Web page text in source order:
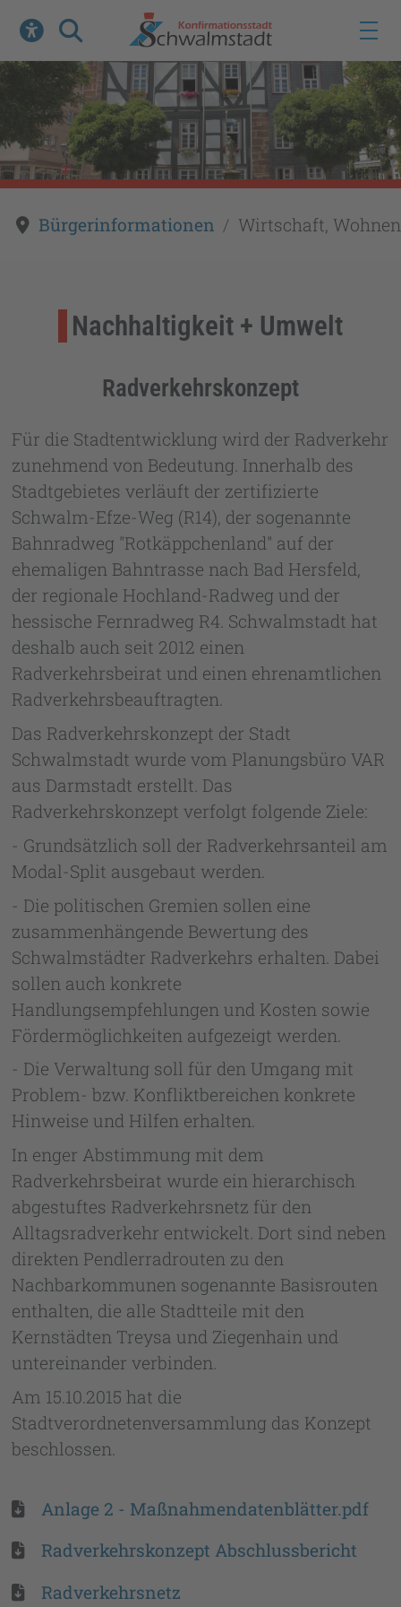
Werkzeuge zur Barrierefreiheit öffnen
Suche
Bürgerinformationen Wirtschaft,
Nachhaltigkeit + Umwelt
Radverkehrskonzept
Für die Stadtentwicklung wird der Radverkehr
zunehmend von Bedeutung. Innerhalb des
Stadtgebietes verläuft der zertifizierte
Schwalm-Efze-Weg (R14), der sogenannte
Bahnradweg "Rotkäppchenland" auf der
ehemaligen Bahntrasse nach Bad Hersfeld,
der regionale Hochland-Radweg und der
hessische Fernradweg R4. Schwalmstadt hat
deshalb auch seit 2012 einen
Radverkehrsbeirat und einen ehrenamtlichen
Radverkehrsbeauftragten.
Das Radverkehrskonzept der Stadt
Schwalmstadt wurde vom Planungsbüro VAR
aus Darmstadt erstellt. Das
Radverkehrskonzept verfolgt folgende Ziele:
- Grundsätzlich soll der Radverkehrsanteil am
Modal-Split ausgebaut werden.
- Die politischen Gremien sollen eine
zusammenhängende Bewertung des
Schwalmstädter Radverkehrs erhalten. Dabei
sollen auch konkrete
Handlungsempfehlungen und Kosten sowie
Fördermöglichkeiten aufgezeigt werden.
- Die Verwaltung soll für den Umgang mit
Problem- bzw. Konfliktbereichen konkrete
Hinweise und Hilfen erhalten.
In enger Abstimmung mit dem
Radverkehrsbeirat wurde ein hierarchisch
abgestuftes Radverkehrsnetz für den
Alltagsradverkehr entwickelt. Dort sind neben
direkten Pendlerradrouten zu den
Nachbarkommunen sogenannte Basisrouten
enthalten, die alle Stadtteile mit den
Kernstädten Treysa und Ziegenhain und
untereinander verbinden.
Am 15.10.2015 hat die
Stadtverordnetenversammlung das Konzept
beschlossen.
Anlage 2 - Maßnahmendatenblätter.pdf
Radverkehrskonzept Abschlussbericht
Radverkehrsnetz